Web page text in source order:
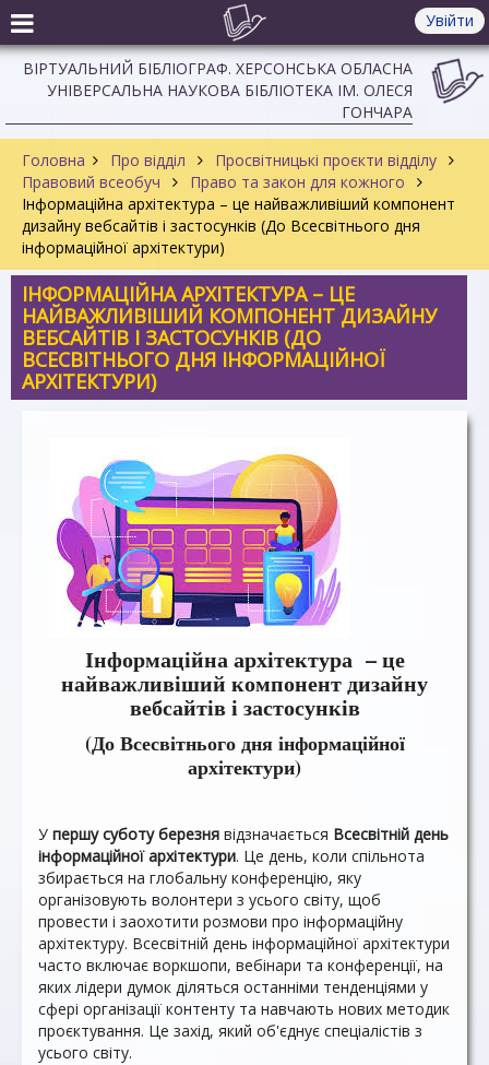
Увійти
ВІРТУАЛЬНИЙ БІБЛІОГРАФ. ХЕРСОНСЬКА ОБЛАСНА
УНІВЕРСАЛЬНА НАУКОВА БІБЛІОТЕКА ІМ. ОЛЕСЯ
ГОНЧАРА
Головна Про відділ
Просвітницькі проєкти відділу
Правовий всеобуч
Право та закон для кожного
Інформаційна архітектура – це найважливіший компонент
дизайну вебсайтів і застосунків (До Всесвітнього дня
інформаційної архітектури)
ІНФОРМАЦІЙНА АРХІТЕКТУРА – ЦЕ
НАЙВАЖЛИВІШИЙ КОМПОНЕНТ ДИЗАЙНУ
ВЕБСАЙТІВ І ЗАСТОСУНКІВ (ДО
ВСЕСВІТНЬОГО ДНЯ ІНФОРМАЦІЙНОЇ
АРХІТЕКТУРИ)
Інформаційна архітектура – це
найважливіший компонент дизайну
вебсайтів і застосунків
(До Всесвітнього дня інформаційної
архітектури)
У першу суботу березня відзначається Всесвітній день
інформаційної архітектури. Це день, коли спільнота
збирається на глобальну конференцію, яку
організовують волонтери з усього світу, щоб
провести і заохотити розмови про інформаційну
архітектуру. Всесвітній день інформаційної архітектури
часто включає воркшопи, вебінари та конференції, на
яких лідери думок діляться останніми тенденціями у
сфері організації контенту та навчають нових методик
проєктування. Це захід, який об'єднує спеціалістів з
усього світу.